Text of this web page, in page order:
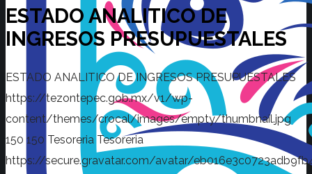
ESTADO ANALITICO DE
INGRESOS PRESUPUESTALES
ESTADO ANALITICO DE INGRESOS PRESUPUESTALES
https://tezontepec.gob.mx/v1/wp-
content/themes/crocal/images/empty/thumbnail.jpg
150 150 Tesoreria Tesoreria
https://secure.gravatar.com/avatar/